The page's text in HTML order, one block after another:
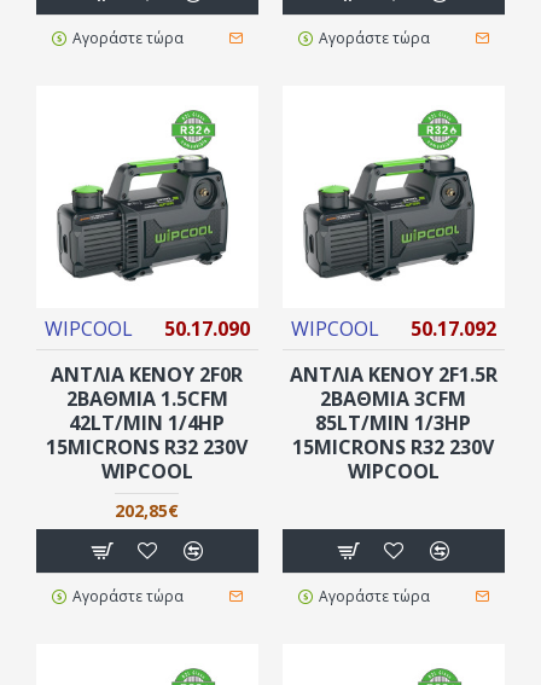
Αγοράστε τώρα Αγοράστε τώρα
WIPCOOL
50.17.090
ΑΝΤΛΙΑ ΚΕΝΟΥ 2F0R
2ΒΑΘΜΙΑ 1.5CFM
42LT/MIN 1/4HP
15MICRONS R32 230V
WIPCOOL
202,85€
Αγοράστε τώρα
WIPCOOL
50.17.092
ΑΝΤΛΙΑ ΚΕΝΟΥ 2F1.5R
2ΒΑΘΜΙΑ 3CFM
85LT/MIN 1/3HP
15MICRONS R32 230V
WIPCOOL
Αγοράστε τώρα